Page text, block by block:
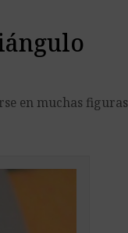
en muchas figuras